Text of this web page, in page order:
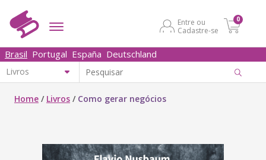
Entre ou
Cadastre-se
0
Brasil Portugal España Deutschland
Home / Livros / Como gerar negócios